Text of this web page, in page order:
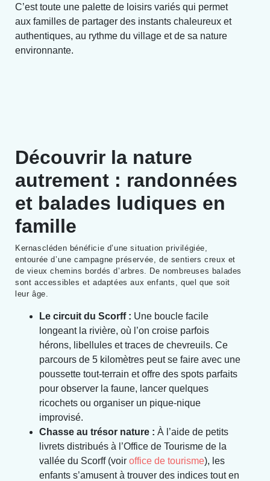
C’est toute une palette de loisirs variés qui permet
aux familles de partager des instants chaleureux et
authentiques, au rythme du village et de sa nature
environnante.
Découvrir la nature
autrement : randonnées
et balades ludiques en
famille
Kernascléden bénéficie d’une situation privilégiée,
entourée d’une campagne préservée, de sentiers creux et
de vieux chemins bordés d’arbres. De nombreuses balades
sont accessibles et adaptées aux enfants, quel que soit
leur âge.
Le circuit du Scorff : Une boucle facile
longeant la rivière, où l’on croise parfois
hérons, libellules et traces de chevreuils. Ce
parcours de 5 kilomètres peut se faire avec une
poussette tout-terrain et offre des spots parfaits
pour observer la faune, lancer quelques
ricochets ou organiser un pique-nique
improvisé.
Chasse au trésor nature : À l’aide de petits
livrets distribués à l’Office de Tourisme de la
vallée du Scorff (voir office de tourisme), les
enfants s’amusent à trouver des indices tout en